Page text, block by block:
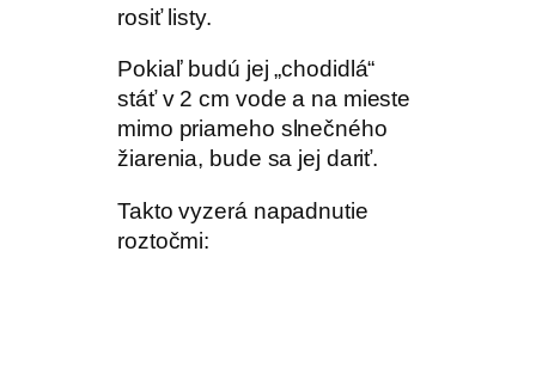
rosiť listy.
Pokiaľ budú jej „chodidlá“
stáť v 2 cm vode a na mieste
mimo priameho slnečného
žiarenia, bude sa jej dariť.
Takto vyzerá napadnutie
roztočmi: